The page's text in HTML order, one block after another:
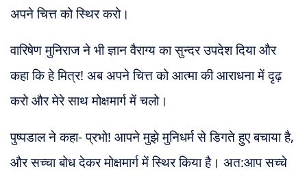
अपने चित्त को स्थिर करो।
वारिषेण मुनिराज ने भी ज्ञान वैराग्य का सुन्दर उपदेश दिया और
कहा कि हे मित्र! अब अपने चित्त को आत्मा की आराधना में दृढ़
करो और मेरे साथ मोक्षमार्ग में चलो।
पुष्पडाल ने कहा- प्रभो! आपने मुझे मुनिधर्म से डिगते हुए बचाया है,
और सच्चा बोध देकर मोक्षमार्ग में स्थिर किया है। अत:आप सच्चे